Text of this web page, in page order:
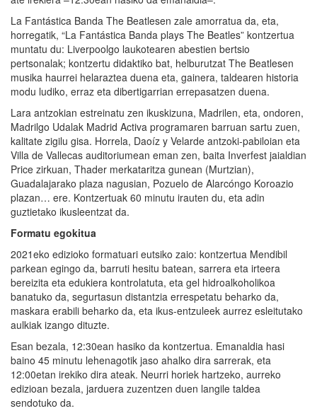
La Fantástica Banda The Beatlesen zale amorratua da, eta,
horregatik, “La Fantástica Banda plays The Beatles” kontzertua
muntatu du: Liverpoolgo laukotearen abestien bertsio
pertsonalak; kontzertu didaktiko bat, helburutzat The Beatlesen
musika haurrei helaraztea duena eta, gainera, taldearen historia
modu ludiko, erraz eta dibertigarrian errepasatzen duena.
Lara antzokian estreinatu zen ikuskizuna, Madrilen, eta, ondoren,
Madrilgo Udalak Madrid Activa programaren barruan sartu zuen,
kalitate zigilu gisa. Horrela, Daoíz y Velarde antzoki-pabiloian eta
Villa de Vallecas auditoriumean eman zen, baita Inverfest jaialdian
Price zirkuan, Thader merkataritza gunean (Murtzian),
Guadalajarako plaza nagusian, Pozuelo de Alarcóngo Koroazio
plazan… ere. Kontzertuak 60 minutu irauten du, eta adin
guztietako ikusleentzat da.
Formatu egokitua
2021eko edizioko formatuari eutsiko zaio: kontzertua Mendibil
parkean egingo da, barruti hesitu batean, sarrera eta irteera
bereizita eta edukiera kontrolatuta, eta gel hidroalkoholikoa
banatuko da, segurtasun distantzia errespetatu beharko da,
maskara erabili beharko da, eta ikus-entzuleek aurrez esleitutako
aulkiak izango dituzte.
Esan bezala, 12:30ean hasiko da kontzertua. Emanaldia hasi
baino 45 minutu lehenagotik jaso ahalko dira sarrerak, eta
12:00etan irekiko dira ateak. Neurri horiek hartzeko, aurreko
edizioan bezala, jarduera zuzentzen duen langile taldea
sendotuko da.